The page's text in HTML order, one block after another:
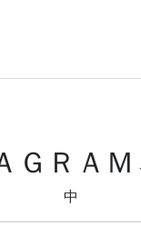
ＧＲＡＭ
中